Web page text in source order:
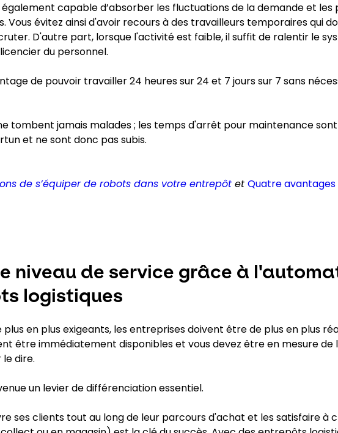
capable d’absorber les fluctuations de la demande et les
Vous évitez ainsi d'avoir recours à des travailleurs temporaires qui
D'autre part, lorsque l'activité est faible, il suffit de ralentir le
du personnel.
de pouvoir travailler 24 heures sur 24 et 7 jours sur 7 sans
tombent jamais malades ; les temps d'arrêt pour maintenance
et ne sont donc pas subis.
de s’équiper de robots dans votre entrepôt et Quatre avantages
niveau de service grâce à
logistiques
en plus exigeants, les entreprises doivent être de plus en plus
être immédiatement disponibles et vous devez être en mesure de
dire.
un levier de différenciation essentiel.
ses clients tout au long de leur parcours d'achat et les satisfaire à